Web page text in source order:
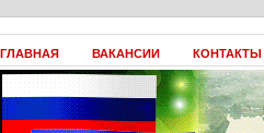
ГЛАВНАЯ ВАКАНСИИ КОНТАКТЫ